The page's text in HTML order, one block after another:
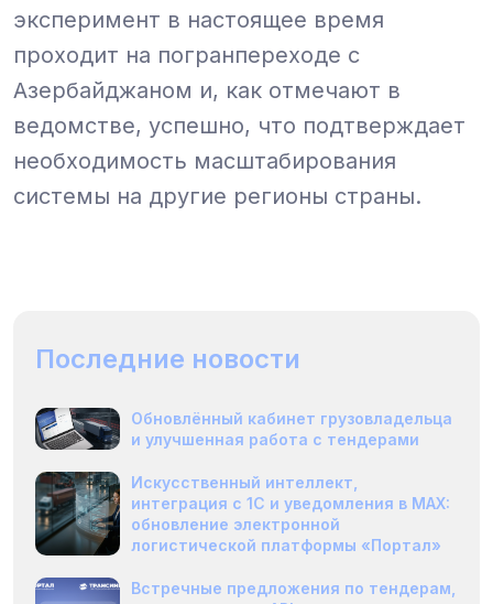
эксперимент в настоящее время
проходит на погранпереходе с
Азербайджаном и, как отмечают в
ведомстве, успешно, что подтверждает
необходимость масштабирования
системы на другие регионы страны.
Последние новости
Обновлённый кабинет грузовладельца
и улучшенная работа с тендерами
Искусственный интеллект,
интеграция с 1С и уведомления в MAX:
обновление электронной
логистической платформы «Портал»
Встречные предложения по тендерам,